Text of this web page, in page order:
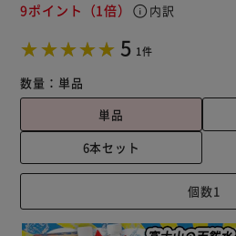
9ポイント （1倍） info 内訳
5 1件
数量： 単品
単品
6本セット